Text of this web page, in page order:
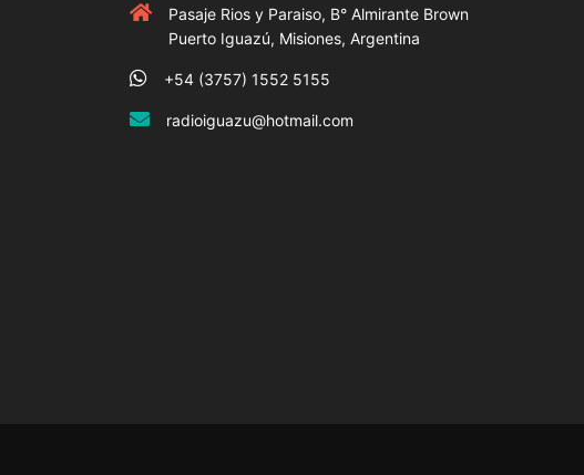
Pasaje Rios y Paraiso, B° Almirante Brown
Puerto Iguazú, Misiones, Argentina
+54 (3757) 1552 5155
radioiguazu@hotmail.com